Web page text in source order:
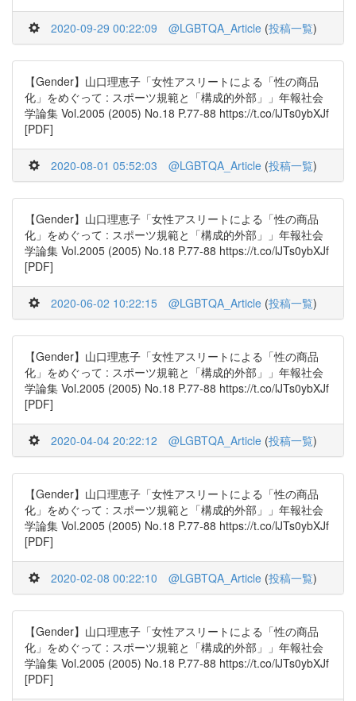
2020-09-29 00:22:09 @LGBTQA_Article (投稿一覧)
【Gender】山口理恵子「女性アスリートによる「性の商品
化」をめぐって : スポーツ規範と「構成的外部」」年報社会
学論集 Vol.2005 (2005) No.18 P.77-88 https://t.co/lJTs0ybXJf
[PDF]
2020-08-01 05:52:03 @LGBTQA_Article (投稿一覧)
【Gender】山口理恵子「女性アスリートによる「性の商品
化」をめぐって : スポーツ規範と「構成的外部」」年報社会
学論集 Vol.2005 (2005) No.18 P.77-88 https://t.co/lJTs0ybXJf
[PDF]
2020-06-02 10:22:15 @LGBTQA_Article (投稿一覧)
【Gender】山口理恵子「女性アスリートによる「性の商品
化」をめぐって : スポーツ規範と「構成的外部」」年報社会
学論集 Vol.2005 (2005) No.18 P.77-88 https://t.co/lJTs0ybXJf
[PDF]
2020-04-04 20:22:12 @LGBTQA_Article (投稿一覧)
【Gender】山口理恵子「女性アスリートによる「性の商品
化」をめぐって : スポーツ規範と「構成的外部」」年報社会
学論集 Vol.2005 (2005) No.18 P.77-88 https://t.co/lJTs0ybXJf
[PDF]
2020-02-08 00:22:10 @LGBTQA_Article (投稿一覧)
【Gender】山口理恵子「女性アスリートによる「性の商品
化」をめぐって : スポーツ規範と「構成的外部」」年報社会
学論集 Vol.2005 (2005) No.18 P.77-88 https://t.co/lJTs0ybXJf
[PDF]